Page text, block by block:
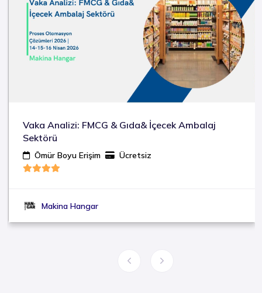
Analizi: FMCG & Gıda& İçecek Ambalaj
Boyu Erişim Ücretsiz
Makina Hangar